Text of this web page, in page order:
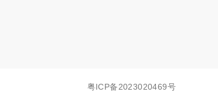
粤ICP备2023020469号